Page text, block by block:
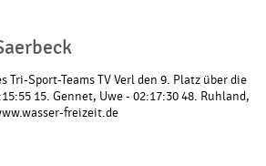
Sport-Teams TV Verl den 9. Platz über die
15. Gennet, Uwe - 02:17:30 48. Ruhland,
freizeit.de